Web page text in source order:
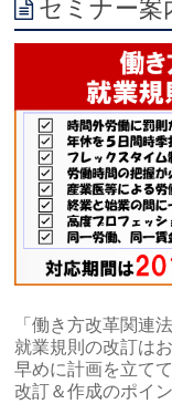
セミナー案
「働き方改革関連
就業規則の改訂は
早めに計画を立て
改訂＆作成のポイ